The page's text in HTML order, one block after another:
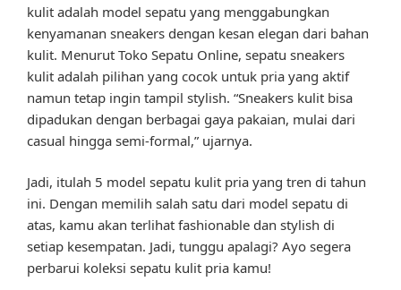
kulit adalah model sepatu yang menggabungkan
kenyamanan sneakers dengan kesan elegan dari bahan
kulit. Menurut Toko Sepatu Online, sepatu sneakers
kulit adalah pilihan yang cocok untuk pria yang aktif
namun tetap ingin tampil stylish. “Sneakers kulit bisa
dipadukan dengan berbagai gaya pakaian, mulai dari
casual hingga semi-formal,” ujarnya.
Jadi, itulah 5 model sepatu kulit pria yang tren di tahun
ini. Dengan memilih salah satu dari model sepatu di
atas, kamu akan terlihat fashionable dan stylish di
setiap kesempatan. Jadi, tunggu apalagi? Ayo segera
perbarui koleksi sepatu kulit pria kamu!